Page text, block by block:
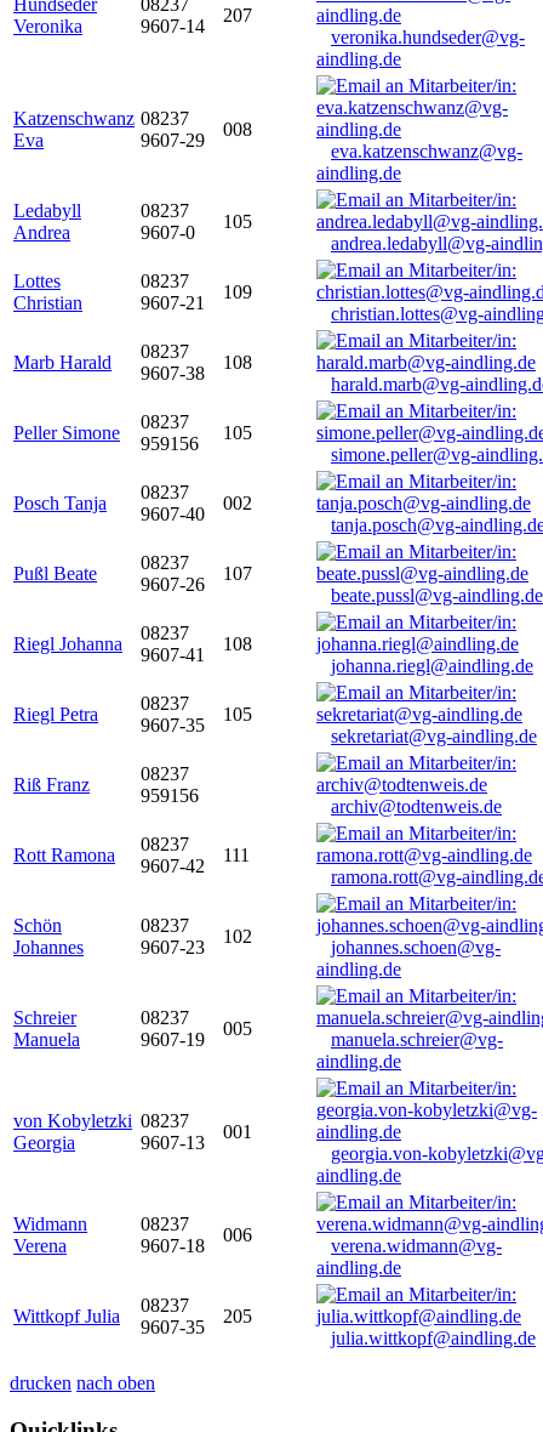
Hundseder
Veronika
08237
9607-14
207
veronika.hundseder@vg-
aindling.de
Katzenschwanz
Eva
08237
9607-29
008
eva.katzenschwanz@vg-
aindling.de
Ledabyll
Andrea
08237
9607-0
105
andrea.ledabyll@vg-
Lottes
Christian
08237
9607-21
109
christian.lottes@vg-
Marb Harald
08237
9607-38
108
harald.marb@vg-
Peller Simone
08237
959156
105
simone.peller@vg-
Posch Tanja
08237
9607-40
002
tanja.posch@vg-
Pußl Beate
08237
9607-26
107
beate.pussl@vg-aindling.de
Riegl Johanna
08237
9607-41
108
johanna.riegl@aindling.de
Riegl Petra
08237
9607-35
105
sekretariat@vg-aindling.de
Riß Franz
08237
959156
archiv@todtenweis.de
Rott Ramona
08237
9607-42
111
ramona.rott@vg-
Schön
Johannes
08237
9607-23
102
johannes.schoen@vg-
aindling.de
Schreier
Manuela
08237
9607-19
005
manuela.schreier@vg-
aindling.de
von Kobyletzki
Georgia
08237
9607-13
001
georgia.von-
aindling.de
Widmann
Verena
08237
9607-18
006
verena.widmann@vg-
aindling.de
Wittkopf Julia
08237
9607-35
205
julia.wittkopf@aindling.de
drucken nach oben